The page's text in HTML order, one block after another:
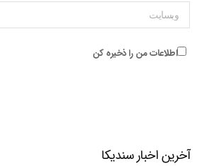
وبسایت
اطلاعات من را ذخیره کن
آخرین اخبار سندیکا